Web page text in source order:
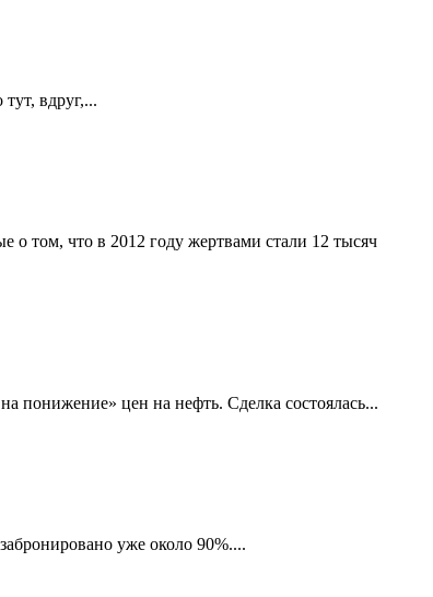
вдруг,...
том, что в 2012 году жертвами стали 12 тысяч
понижение» цен на нефть. Сделка состоялась...
уже около 90%....